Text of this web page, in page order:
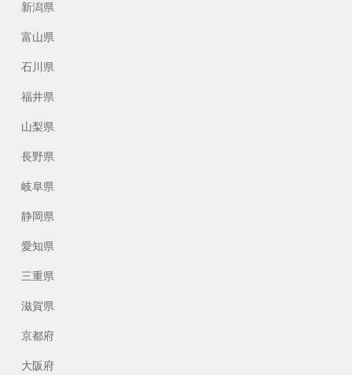
新潟県
富山県
石川県
福井県
山梨県
長野県
岐阜県
静岡県
愛知県
三重県
滋賀県
京都府
大阪府